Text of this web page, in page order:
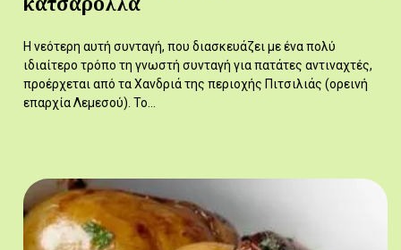
Η νεότερη αυτή συνταγή, που διασκευάζει με ένα πολύ
ιδιαίτερο τρόπο τη γνωστή συνταγή για πατάτες αντιναχτές,
προέρχεται από τα Χανδριά της περιοχής Πιτσιλιάς (ορεινή
επαρχία Λεμεσού). Το…